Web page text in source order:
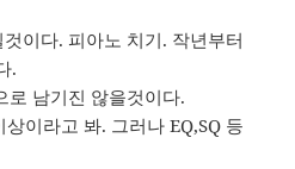
이다. 피아노 치기. 작년부터
.
로 남기진 않을것이다.
이라고 봐. 그러나 EQ,SQ 등